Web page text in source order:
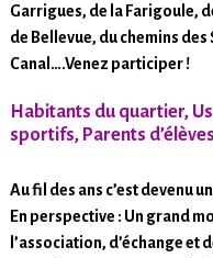
Garrigues, de la Farigoule,
de Bellevue, du chemins
Canal….Venez participer !
Habitants du quartier,
sportifs, Parents
Au fil des ans c’est devenu
En perspective : Un grand
l’association, d’échange et